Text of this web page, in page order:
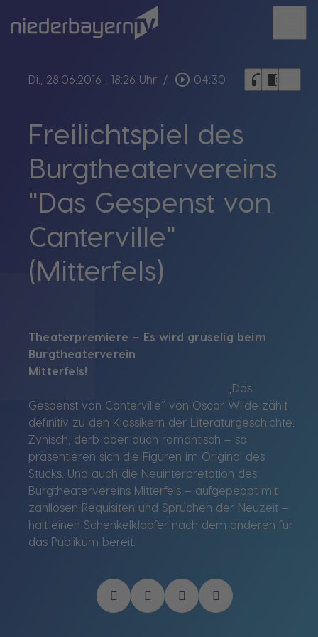
Di., 28.06.2016 , 18:26 Uhr / play_circle_outline 04:30 headphones chrome_reader_mode
Freilichtspiel des
Burgtheatervereins
"Das Gespenst von
Canterville"
(Mitterfels)
Theaterpremiere – Es wird gruselig beim
Burgtheaterverein
„Das
Gespenst von Canterville“ von Oscar Wilde zählt
definitiv zu den Klassikern der Literaturgeschichte.
Zynisch, derb aber auch romantisch – so
präsentieren sich die Figuren im Original des
Stücks. Und auch die Neuinterpretation des
Burgtheatervereins Mitterfels – aufgepeppt mit
zahllosen Requisiten und Sprüchen der Neuzeit –
hält einen Schenkelklopfer nach dem anderen für
das Publikum bereit.